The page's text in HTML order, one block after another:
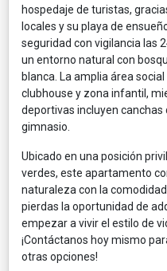
hospedaje de turistas,
locales y su playa de
seguridad con vigilancia las
un entorno natural con
blanca. La amplia área
clubhouse y zona infantil,
deportivas incluyen
gimnasio.
Ubicado en una posición
verdes, este apartamento
naturaleza con la
pierdas la oportunidad de
empezar a vivir el estilo de
¡Contáctanos hoy mismo
otras opciones!